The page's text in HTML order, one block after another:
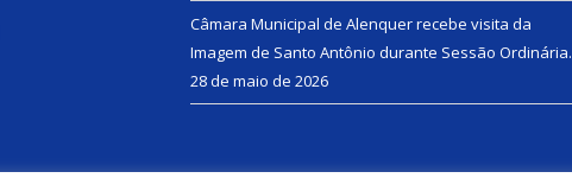
Câmara Municipal de Alenquer recebe visita da
Imagem de Santo Antônio durante Sessão Ordinária.
28 de maio de 2026